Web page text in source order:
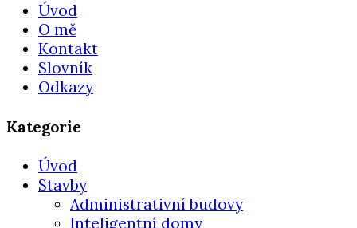
Úvod
O mě
Kontakt
Slovník
Odkazy
Kategorie
Úvod
Stavby
Administrativní budovy
Inteligentní domy